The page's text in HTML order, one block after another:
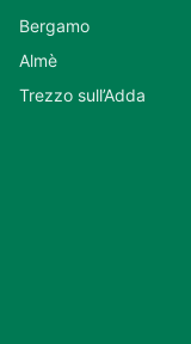
Bergamo
Almè
Trezzo sull’Adda